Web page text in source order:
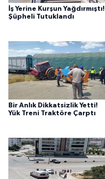
İş Yerine Kurşun Yağdırmıştı!
Şüpheli Tutuklandı
Bir Anlık Dikkatsizlik Yetti!
Yük Treni Traktöre Çarptı